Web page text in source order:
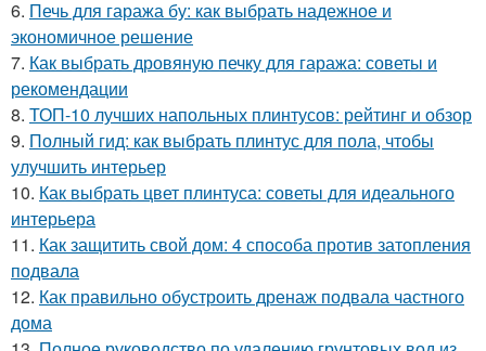
6. Печь для гаража бу: как выбрать надежное и
экономичное решение
7. Как выбрать дровяную печку для гаража: советы и
рекомендации
8. ТОП-10 лучших напольных плинтусов: рейтинг и обзор
9. Полный гид: как выбрать плинтус для пола, чтобы
улучшить интерьер
10. Как выбрать цвет плинтуса: советы для идеального
интерьера
11. Как защитить свой дом: 4 способа против затопления
подвала
12. Как правильно обустроить дренаж подвала частного
дома